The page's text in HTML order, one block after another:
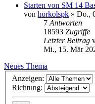
Starten von SM 14
von horkolspk » Do.,
7 Antworten
18593 Zugriffe
Letzter Beitrag
Mi., 15. Mär
Neues Thema
Anzeigen:
Richtung: